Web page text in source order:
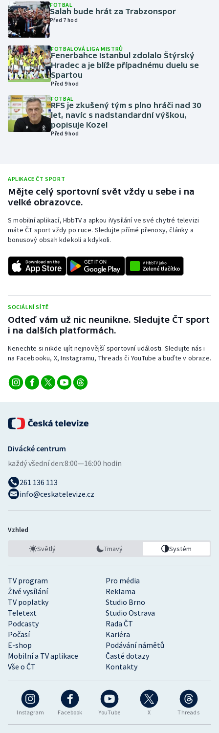
Lyže a snowboard
Moderní pětiboj
Motorsport
Parasport
Rychlobruslení
Rychlostní kanoistika
Short track
Sportovní střelba
Stolní tenis
Triatlon
Veslování
Ostatní
FOTBAL
Salah bude hrát za Trabzonspor
Před 7 hod
FOTBALOVÁ LIGA MISTRŮ
Fenerbahce Istanbul zdolalo Štýrský
Hradec a je blíže případnému duelu se
Spartou
Před 9 hod
FOTBAL
RFS je zkušený tým s plno hráči nad 30
let, navíc s nadstandardní výškou,
popisuje Kozel
Před 9 hod
APLIKACE ČT SPORT
Mějte celý sportovní svět vždy u sebe i na
velké obrazovce.
S mobilní aplikací, HbbTV a apkou iVysílání ve své chytré televizi
máte ČT sport vždy po ruce. Sledujte přímé přenosy, články a
bonusový obsah kdekoli a kdykoli.
SOCIÁLNÍ SÍTĚ
Odteď vám už nic neunikne. Sledujte ČT sport
i na dalších platformách.
Nenechte si nikde ujít nejnovější sportovní události. Sledujte nás i
na Facebooku, X, Instagramu, Threads či YouTube a buďte v obraze.
Instagram Facebook YouTube X Threads
TV program
Pro média
Živé vysílání
Reklama
TV poplatky
Studio Brno
Teletext
Studio Ostrava
Podcasty
Rada ČT
Počasí
Kariéra
E-shop
Podávání námětů
Mobilní a TV aplikace
Časté dotazy
Vše o ČT
Kontakty
Divácké centrum
každý všední den:8:00—16:00 hodin
261 136 113
info@ceskatelevize.cz
Vzhled
Světlý Tmavý Systém